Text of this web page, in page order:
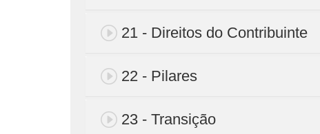
21 - Direitos do Contribuinte
22 - Pilares
23 - Transição